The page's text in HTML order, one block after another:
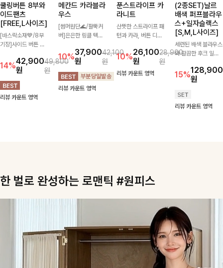
쿨링버튼 8부와
이드팬츠
[FREE,L사이즈]
[바스락소재💙/8부
기장]사이드 버튼 디
가 되어주는 와이드
팬츠입니다. 여유롭게
떨어지는 실루엣과 가
볍게 바스락거리는 소
재감으로 시원하고 편
14%42,900
원
49,800
원
리뷰 카운트 영역
메칸드 카라블라
우스
[썸머원단🌊/팔뚝커
버]은은한 링클 텍스
이 만나 내추럴하면서
도 세련된 무드를 연
출해주는 블라우스-
데일리룩부터 출근룩
까지 다양하게 활용하
10%37,900
원
42,100
원
리뷰 카운트 영역
푼스트라이프 카
라니트
산뜻한 스트라이프 패
턴과 카라, 버튼 디테
면서도 세련된 무드를
완성해주는 니트 🤍
부드럽고 가벼운 착용
10%26,100
원
28,900
원
리뷰 카운트 영역
(2종SET)날르
배색 퍼프블라우
스+일자슬랙스
[S,M,L사이즈]
세련된 배색 블라우스
와 깔끔한 후크 일자
세트입니다. 허리 라
인을 자연스럽게 살려
일자핏 슬랙스가 만나
단정하면서도 고급스
15%128,900
원
리뷰 카운트 영역
한 벌로 완성하는 로맨틱 #원피스